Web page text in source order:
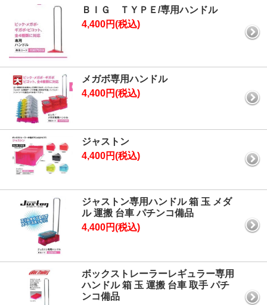
ＢＩＧ ＴＹＰＥ/専用ハンドル
4,400円(税込)
メガボ専用ハンドル
4,400円(税込)
ジャストン
4,400円(税込)
ジャストン専用ハンドル 箱 玉 メダ
ル 運搬 台車 パチンコ備品
4,400円(税込)
ボックストレーラーレギュラー専用
ハンドル 箱 玉 運搬 台車 取手 パチ
ンコ備品